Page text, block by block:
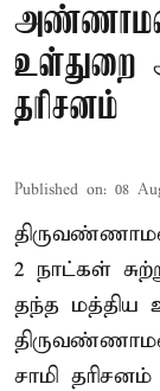
உள்துறை
தரிசனம்
Published on: 08
2 நாட்கள்
தந்த மத்திய
சாமி